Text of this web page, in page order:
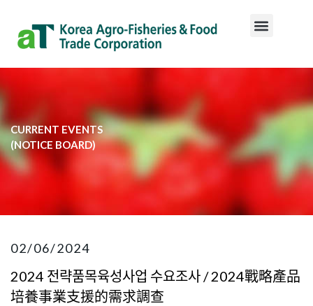
CURRENT EVENTS
​(NOTICE BOARD)​
02/06/2024
2024 전략품목육성사업 수요조사 / 2024戰略產品
培養事業支援的需求調查